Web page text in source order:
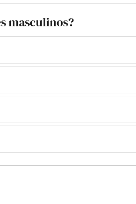
masculinos?